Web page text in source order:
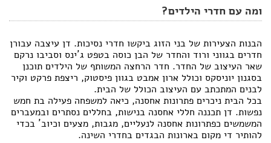
ומה עם חדרי הילדים?
הבנות הצעירות של בני הזוג ביקשו חדרי נסיכות. דן עיצבה עבורן
חדרים בגווני ורוד והחדר של הבן כוסה בטפט ג´ינס וסביבו נרקם
שאר העיצוב של החדר. חדר הרחצה המשותף של הילדים תוכנן
בסגנון יוניסקס וכולל ארון אמבט בגוון פיסטוק, ריצפת פרקט וקיר
לבנים המתכתב עם העיצוב הכולל של הבית.
בכל הבית ניכרים פתרונות אחסנה, כיאה למשפחה פעילה בת חמש
נפשות. דן תכננה חללי אחסנה בנישות, בחללים נסתרים ובמעברים
המשמשים כפתרונות אחסנה לנעליים, מגבות, מצעים וכיוב´ בכדי
להותיר די מקום בארונות הבגדים בחדרי השינה.